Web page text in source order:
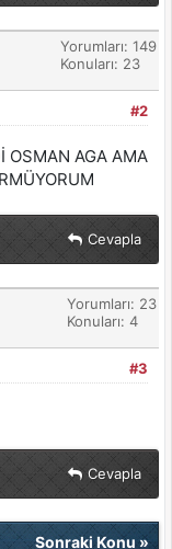
Yorumları: 149
Konuları: 23
#2
OSMAN AGA AMA
Cevapla
Yorumları: 23
Konuları: 4
#3
Cevapla
Sonraki Konu»